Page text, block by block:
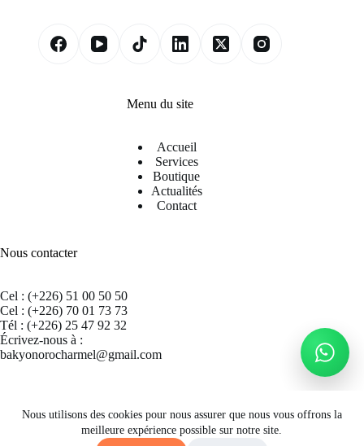
Nous utilisons des cookies pour nous assurer que nous vous offrons la
meilleure expérience possible sur notre site.
Menu du site
Accueil
Services
Boutique
Actualités
Contact
Nous contacter
Cel : (+226) 51 00 50 50
Cel : (+226) 70 01 73 73
Tél : (+226) 25 47 92 32
Écrivez-nous à :
bakyonorocharmel@gmail.com